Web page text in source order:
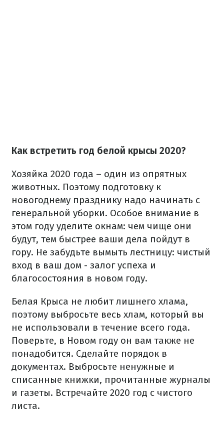
Как встретить год белой крысы 2020?
Хозяйка 2020 года – один из опрятных
животных. Поэтому подготовку к
новогоднему празднику надо начинать с
генеральной уборки. Особое внимание в
этом году уделите окнам: чем чище они
будут, тем быстрее ваши дела пойдут в
гору. Не забудьте вымыть лестницу: чистый
вход в ваш дом - залог успеха и
благосостояния в новом году.
Белая Крыса не любит лишнего хлама,
поэтому выбросьте весь хлам, который вы
не использовали в течение всего года.
Поверьте, в Новом году он вам также не
понадобится. Сделайте порядок в
документах. Выбросьте ненужные и
списанные книжки, прочитанные журналы
и газеты. Встречайте 2020 год с чистого
листа.